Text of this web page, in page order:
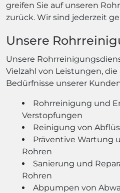
greifen Sie auf unseren
zurück. Wir sind jederzeit
Unsere
Unsere
Vielzahl von Leistungen,
Bedürfnisse unserer
Rohrreinigung und
Verstopfungen
Reinigung von
Präventive Wartung
Rohren
Sanierung und
Rohren
Abpumpen von